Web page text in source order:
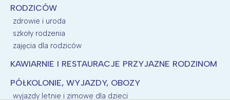
RODZICÓW
zdrowie i uroda
szkoły rodzenia
zajęcia dla rodziców
KAWIARNIE I RESTAURACJE PRZYJAZNE RODZINOM
PÓŁKOLONIE, WYJAZDY, OBOZY
wyjazdy letnie i zimowe dla dzieci